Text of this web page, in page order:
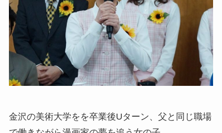
金沢の美術大学をを卒業後Uターン、父と同じ職場